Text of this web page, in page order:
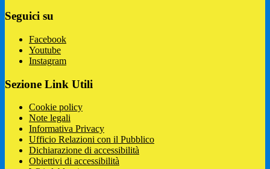
Seguici su
Facebook
Youtube
Instagram
Sezione Link Utili
Cookie policy
Note legali
Informativa Privacy
Ufficio Relazioni con il Pubblico
Dichiarazione di accessibilità
Obiettivi di accessibilità